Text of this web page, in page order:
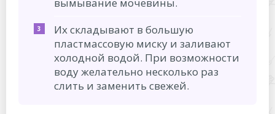
Их складывают в большую
пластмассовую миску и заливают
холодной водой. При возможности
воду желательно несколько раз
слить и заменить свежей.